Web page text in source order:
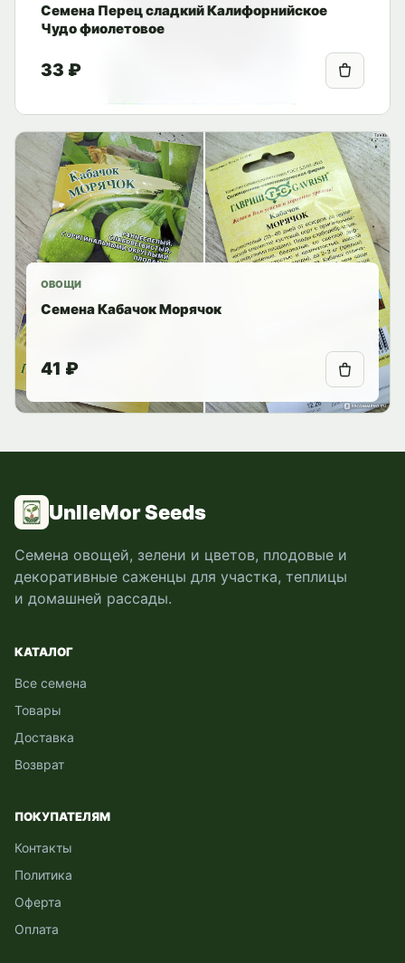
Семена Перец сладкий Калифорнийское
Чудо фиолетовое
33 ₽
ОВОЩИ
Семена Кабачок Морячок
41 ₽
UnlleMor Seeds
Семена овощей, зелени и цветов, плодовые и
декоративные саженцы для участка, теплицы
и домашней рассады.
КАТАЛОГ
Все семена
Товары
Доставка
Возврат
ПОКУПАТЕЛЯМ
Контакты
Политика
Оферта
Оплата